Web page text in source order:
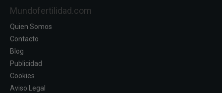
Mundofertilidad.com
Quien Somos
Contacto
Blog
Publicidad
Cookies
Aviso Legal